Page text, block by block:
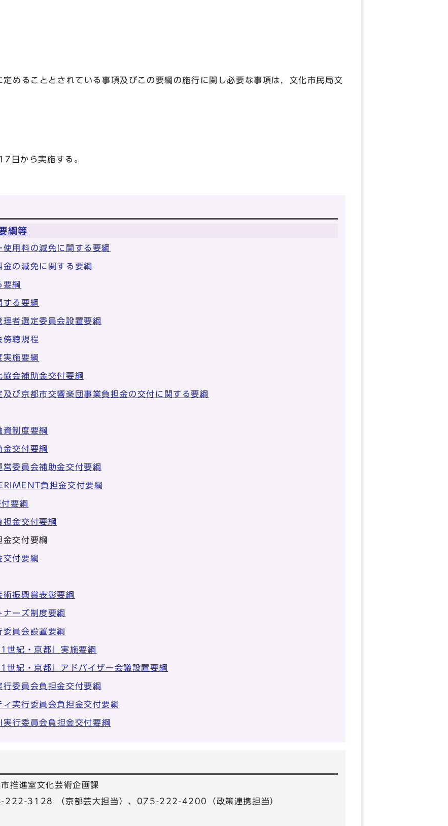
めることとされている事項及びこの要綱の施行に関し必要な事項は，文化市民局文
日から実施する。
綱等
用料の減免に関する要綱
の減免に関する要綱
要綱
する要綱
者選定委員会設置要綱
傍聴規程
実施要綱
会補助金交付要綱
び京都市交響楽団事業負担金の交付に関する要綱
制度要綱
交付要綱
委員会補助金交付要綱
負担金交付要綱
要綱
金交付要綱
交付要綱
交付要綱
振興賞表彰要綱
ーズ制度要綱
員会設置要綱
世紀・京都」実施要綱
世紀・京都」アドバイザー会議設置要綱
委員会負担金交付要綱
実行委員会負担金交付要綱
行委員会負担金交付要綱
推進室文化芸術企画課
3128 （京都芸大担当）、075-222-4200（政策連携担当）